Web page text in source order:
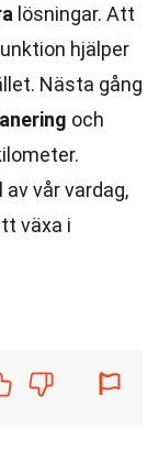
lösningar. Att
hjälper
Nästa gång
och
av vår vardag,
växa i